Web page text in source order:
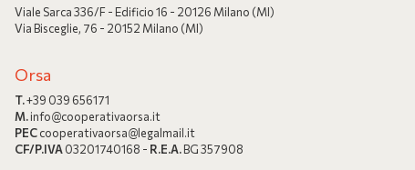
Viale Sarca 336/F - Edificio 16 - 20126 Milano (MI)
Via Bisceglie, 76 - 20152 Milano (MI)
Orsa
T.+39 039 656171
M.info@cooperativaorsa.it
PECcooperativaorsa@legalmail.it
CF/P.IVA03201740168 - R.E.A.BG 357908